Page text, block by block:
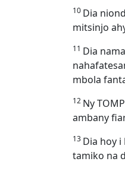
10 Dia
mitsinjo
11 Dia
mbola
12 Ny
ambany
13 Dia hoy
tamiko na